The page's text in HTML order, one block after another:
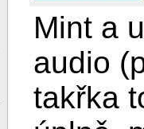
Mint a
audio
takřka